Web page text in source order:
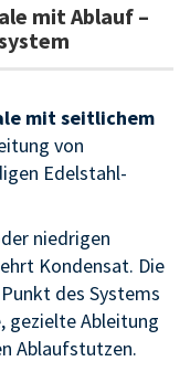
mit Ablauf –
mit seitlichem
von
Edelstahl-
niedrigen
Kondensat. Die
des Systems
gezielte Ableitung
Ablaufstutzen.